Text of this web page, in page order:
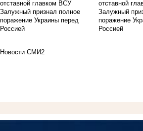
отставной
Залужный
поражение
Россией
Новости СМИ2